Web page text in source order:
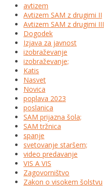
avtizem
Avtizem SAM z drugimi II
Avtizem SAM z drugimi III
Dogodek
Izjava za javnost
izobraževanje
izobraževanje;
Katis
Nasvet
Novica
poplava 2023
poslanica
SAM prijazna šola;
SAM tržnica
spanje
svetovanje staršem;
video predavanje
VIS A VIS
Zagovorništvo
Zakon o visokem šolstvu